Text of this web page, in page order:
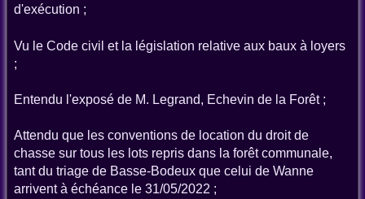
d'exécution ;
Vu le Code civil et la législation relative aux baux à loyers
;
Entendu l'exposé de M. Legrand, Echevin de la Forêt ;
Attendu que les conventions de location du droit de
chasse sur tous les lots repris dans la forêt communale,
tant du triage de Basse-Bodeux que celui de Wanne
arrivent à échéance le 31/05/2022 ;